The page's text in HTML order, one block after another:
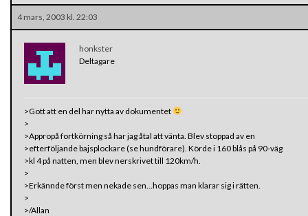
4 mars, 2003 kl. 22:03
honkster
Deltagare
>Gott att en del har nytta av dokumentet
>
>Appropå fortkörning så har jag åtal att vänta. Blev stoppad av en
>efterföljande bajsplockare (se hundförare). Körde i 160 blås på 90-väg
>kl 4 på natten, men blev nerskrivet till 120km/h.
>
>Erkännde först men nekade sen…hoppas man klarar sig i rätten.
>
>/Allan